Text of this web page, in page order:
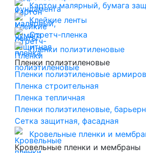
Картон малярный, бумага
Клейкие ленты
Стретч-пленка
Пленки полиэтиленовые
Пленки полиэтиленовые
Пленки полиэтиленовые
Пленка строительная
Пленка тепличная
Пленки полиэтиленовые,
Сетка защитная, фасадная
Кровельные пленки и
Кровельные пленки и мембраны